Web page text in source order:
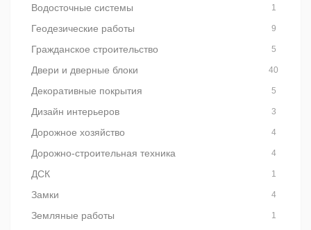
Водосточные системы 1
Геодезические работы 9
Гражданское строительство 5
Двери и дверные блоки 40
Декоративные покрытия 5
Дизайн интерьеров 3
Дорожное хозяйство 4
Дорожно-строительная техника 4
ДСК 1
Замки 4
Земляные работы 1